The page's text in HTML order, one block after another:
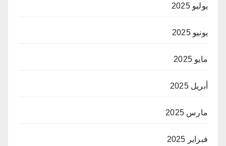
يوليو 2025
يونيو 2025
مايو 2025
أبريل 2025
مارس 2025
فبراير 2025